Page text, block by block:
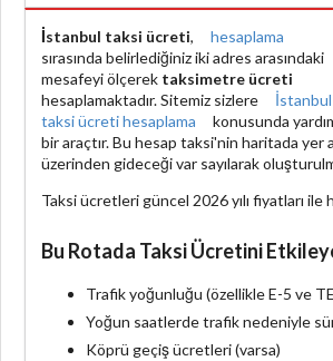
İstanbul taksi ücreti,
hesaplama
sırasında belirlediğiniz iki adres arasındaki
mesafeyi ölçerek taksimetre ücreti
hesaplamaktadır. Sitemiz sizlere
İstanbul
taksi ücreti hesaplama
konusunda
bir araçtır. Bu hesap taksi'nin haritada yer
üzerinden gideceği var sayılarak
Taksi ücretleri güncel 2026 yılı fiyatları ile
Bu Rotada Taksi Ücretini
Trafik yoğunluğu (özellikle E-5 ve
Yoğun saatlerde trafik nedeniyle
Köprü geçiş ücretleri (varsa)